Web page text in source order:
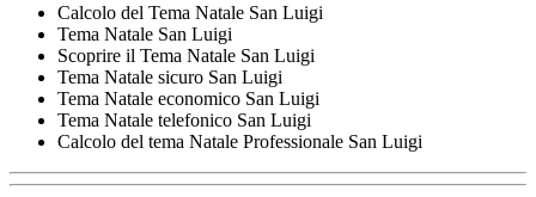
Calcolo del Tema Natale San Luigi
Tema Natale San Luigi
Scoprire il Tema Natale San Luigi
Tema Natale sicuro San Luigi
Tema Natale economico San Luigi
Tema Natale telefonico San Luigi
Calcolo del tema Natale Professionale San Luigi